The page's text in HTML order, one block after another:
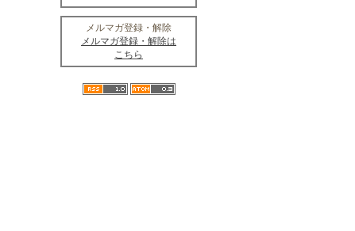
メルマガ登録・解除
メルマガ登録・解除は
こちら